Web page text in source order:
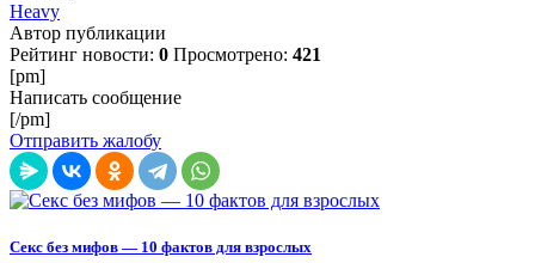
Heavy
Автор публикации
Рейтинг новости: 0 Просмотрено: 421
[pm]
Написать сообщение
[/pm]
Отправить жалобу
Секс без мифов — 10 фактов для взрослых